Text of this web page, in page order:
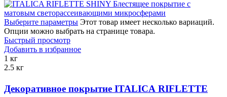
Выберите параметры Этот товар имеет несколько вариаций.
Опции можно выбрать на странице товара.
Быстрый просмотр
Добавить в избранное
1 кг
2.5 кг
Декоративное покрытие ITALICA RIFLETTE